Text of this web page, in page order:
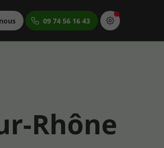
09 74 56 16 43
Rhône